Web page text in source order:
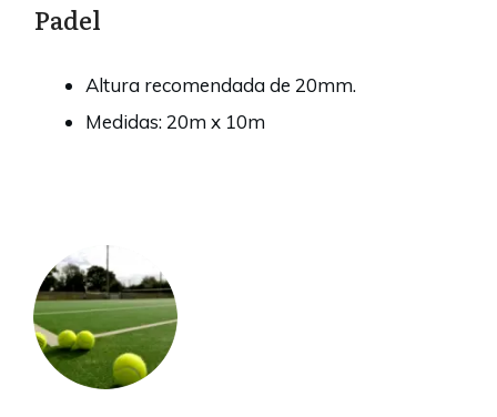
Padel
Altura recomendada de 20mm.
Medidas: 20m x 10m